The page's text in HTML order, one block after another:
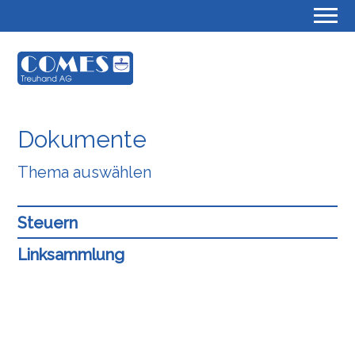
Dokumente
Thema auswählen
Steuern
Linksammlung